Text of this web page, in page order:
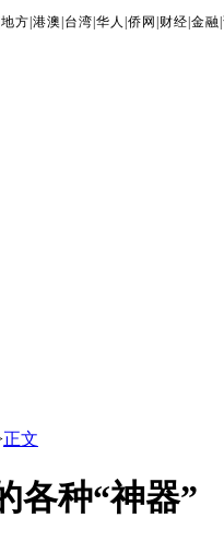
|地方 |港澳 台湾 |华人 |侨网 财经 |金融 |
正文
各种“神器”